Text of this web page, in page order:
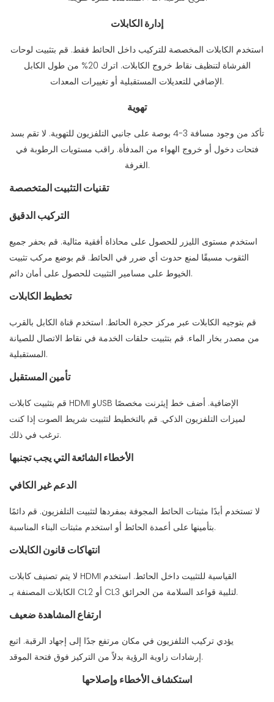
إدارة الكابلات
استخدم الكابلات المخصصة للتركيب داخل الحائط فقط. قم بتثبيت لوحات
الفرشاة لتنظيف نقاط خروج الكابلات. اترك 20% من طول الكابل
الإضافي للتعديلات المستقبلية أو تغييرات المعدات.
تهوية
تأكد من وجود مسافة 3-4 بوصة على جانبي التلفزيون للتهوية. لا تقم بسد
فتحات دخول أو خروج الهواء من المدفأة. راقب مستويات الرطوبة في
الغرفة.
تقنيات التثبيت المتخصصة
التركيب الدقيق
استخدم مستوى الليزر للحصول على محاذاة أفقية مثالية. قم بحفر جميع
الثقوب مسبقًا لمنع حدوث أي ضرر في الحائط. قم بوضع مركب تثبيت
الخيوط على مسامير التثبيت للحصول على أمان دائم.
تخطيط الكابلات
قم بتوجيه الكابلات عبر مركز حجرة الحائط. استخدم قناة الكابل بالقرب
من مصدر بخار الماء. قم بتثبيت حلقات الخدمة في نقاط الاتصال للصيانة
المستقبلية.
تأمين المستقبل
قم بتثبيت كابلات HDMI وUSB الإضافية. أضف خط إيثرنت مخصصًا
لميزات التلفزيون الذكي. قم بالتخطيط لتثبيت شريط الصوت إذا كنت
ترغب في ذلك.
الأخطاء الشائعة التي يجب تجنبها
الدعم غير الكافي
لا تستخدم أبدًا مثبتات الحائط المجوفة بمفردها لتثبيت التلفزيون. قم دائمًا
بتأمينها على أعمدة الحائط أو استخدم مثبتات البناء المناسبة.
انتهاكات قانون الكابلات
لا يتم تصنيف كابلات HDMI القياسية للتثبيت داخل الحائط. استخدم
الكابلات المصنفة بـ CL2 أو CL3 لتلبية قواعد السلامة من الحرائق.
ارتفاع المشاهدة ضعيف
يؤدي تركيب التلفزيون في مكان مرتفع جدًا إلى إجهاد الرقبة. اتبع
إرشادات زاوية الرؤية بدلاً من التركيز فوق فتحة الموقد.
استكشاف الأخطاء وإصلاحها